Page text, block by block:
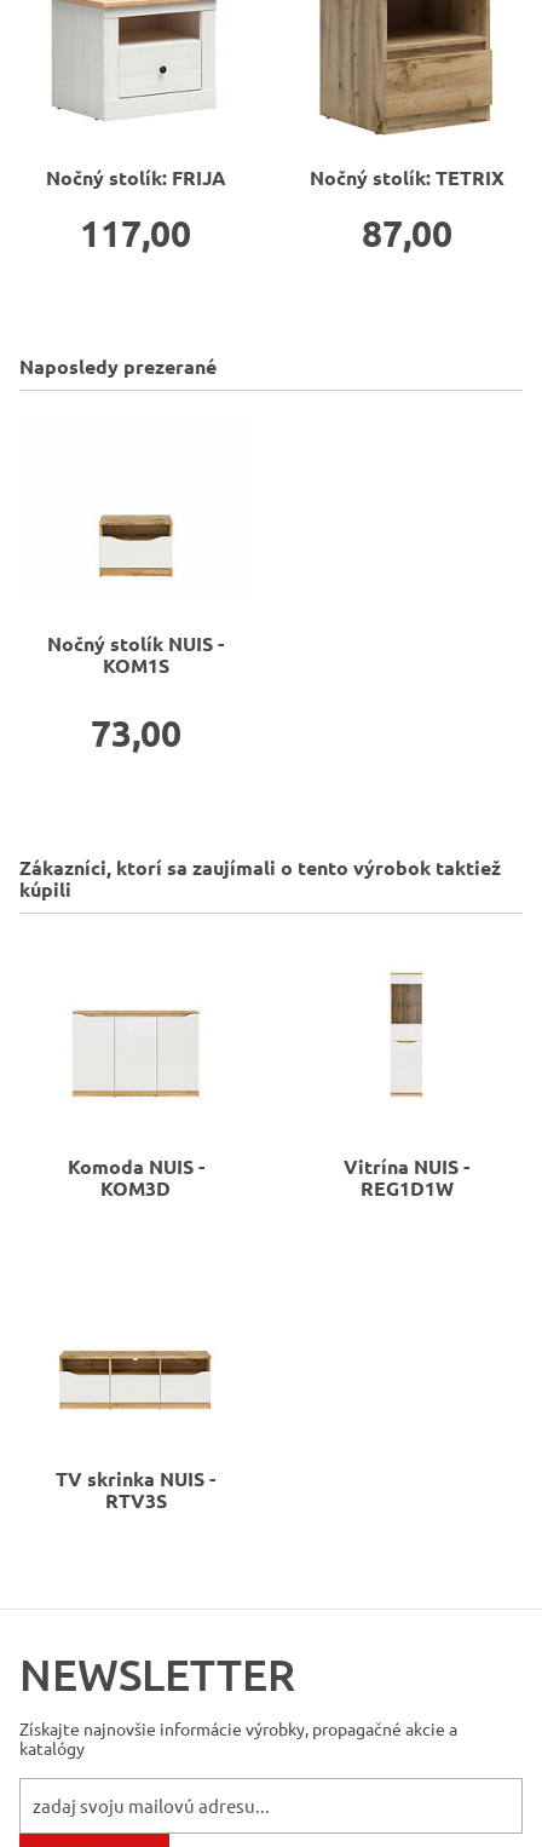
Nočný stolík: FRIJA
117,00
Nočný stolík: TETRIX
87,00
Naposledy prezerané
Nočný stolík NUIS -
KOM1S
73,00
Zákazníci, ktorí sa zaujímali o tento výrobok taktiež
kúpili
Komoda NUIS -
KOM3D
Vitrína NUIS -
REG1D1W
TV skrinka NUIS -
RTV3S
NEWSLETTER
Získajte najnovšie informácie výrobky, propagačné akcie a
katalógy